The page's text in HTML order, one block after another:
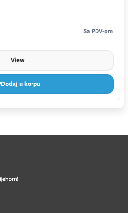
Sa PDV-om
View
Dodaj u korpu